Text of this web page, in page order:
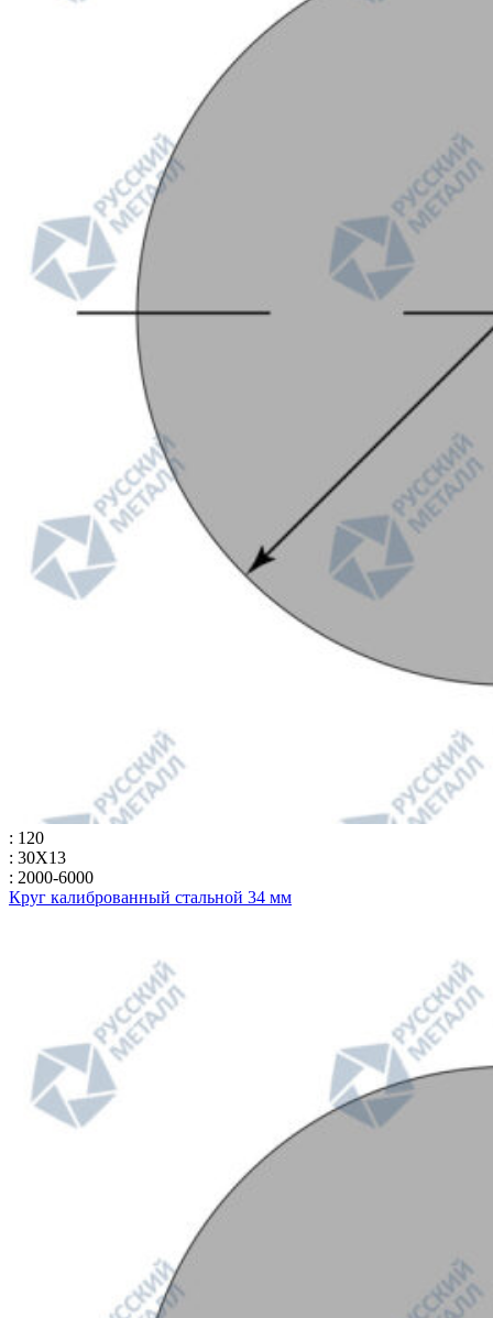
: 120
: 30Х13
: 2000-6000
Круг калиброванный стальной 34 мм